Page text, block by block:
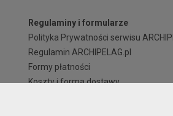
Regulaminy i formularze
Polityka Prywatności serwisu
Regulamin ARCHIPELAG.pl
Formy płatności
Koszty i forma dostawy